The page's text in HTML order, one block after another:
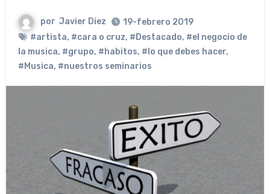
por Javier Diez
19-febrero 2019
#artista, #cara o cruz, #Destacado, #el negocio de
la musica, #grupo, #habitos, #lo que debes hacer,
#Musica, #nuestros seminarios